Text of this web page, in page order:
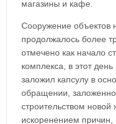
магазины и кафе.
Сооружение объектов
продолжалось более
отмечено как начало
комплекса, в этот
заложил капсулу в
обращении,
строительством новой
искоренением